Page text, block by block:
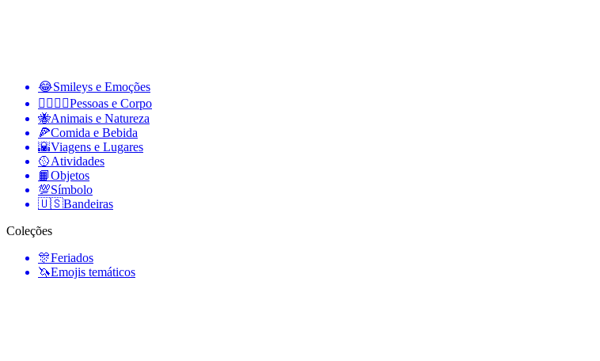
😂Smileys e Emoções
👩‍❤️‍💋‍👨Pessoas e Corpo
🐝Animais e Natureza
🍕Comida e Bebida
🌇Viagens e Lugares
🥎Atividades
📙Objetos
💯Símbolo
🇺🇸Bandeiras
Coleções
🎊Feriados
🦄Emojis temáticos